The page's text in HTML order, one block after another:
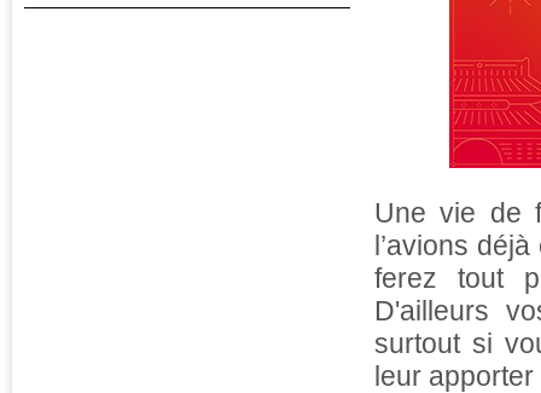
Une vie de
l’avions
ferez tout
D'ailleurs
surtout si
leur